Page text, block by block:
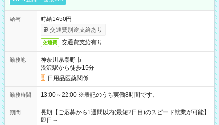
給与
時給1450円
交通費別途支給あり
交通費 交通費支給有り
勤務地
神奈川県秦野市
渋沢駅から徒歩15分
日用品医薬関係
勤務時間 13:00～22:00 ※表記のうち実働8時間です。
期間
長期【ご応募から1週間以内(最短2日目)のスピード就業が可能】
即日～